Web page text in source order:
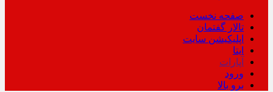
صفحه نخست
تالار گفتمان
اپلیکیشن سایت
ایتا
آپارات
ورود
برو بالا